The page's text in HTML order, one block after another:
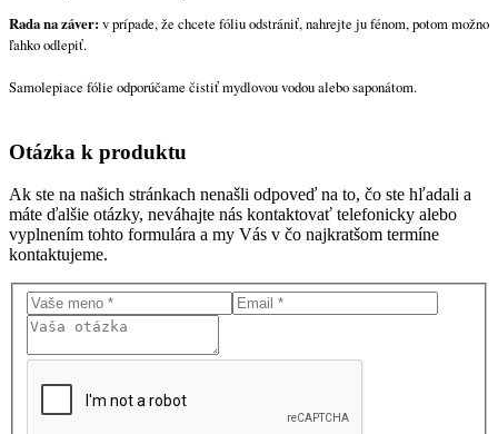
Rada na záver: v prípade, že chcete fóliu odstrániť, nahrejte ju fénom, potom možno
ľahko odlepiť.
Samolepiace fólie odporúčame čistiť mydlovou vodou alebo saponátom.
Otázka k produktu
Ak ste na našich stránkach nenašli odpoveď na to, čo ste hľadali a
máte ďalšie otázky, neváhajte nás kontaktovať telefonicky alebo
vyplnením tohto formulára a my Vás v čo najkratšom termíne
kontaktujeme.